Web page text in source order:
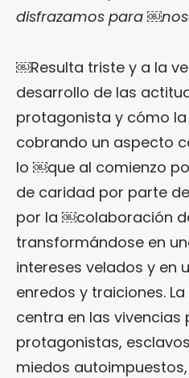
disfrazamos para
￼Resulta triste y a la
desarrollo de las
protagonista y cómo
cobrando un aspecto
lo ￼que al comienzo
de caridad por parte de
por la ￼colaboración
transformándose en
intereses velados y en
enredos y traiciones.
centra en las
protagonistas,
miedos